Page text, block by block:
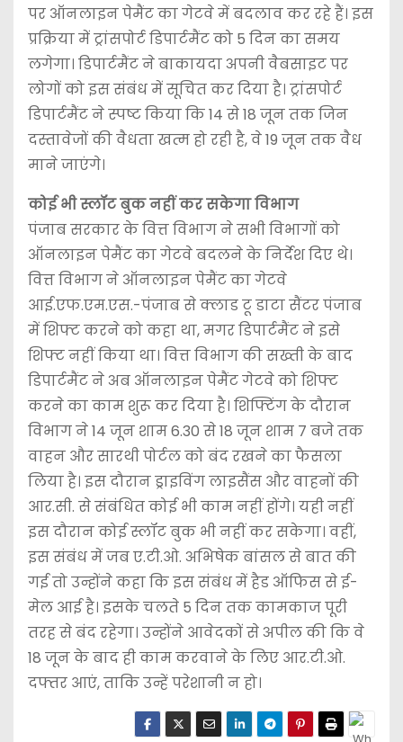
पर ऑनलाइन पेमैंट का गेटवे में बदलाव कर रहे हैं। इस
प्रक्रिया में ट्रांसपोर्ट डिपार्टमैंट को 5 दिन का समय
लगेगा। डिपार्टमैंट ने बाकायदा अपनी वैबसाइट पर
लोगों को इस संबंध में सूचित कर दिया है। ट्रांसपोर्ट
डिपार्टमैंट ने स्पष्ट किया कि 14 से 18 जून तक जिन
दस्तावेजों की वैधता खत्म हो रही है, वे 19 जून तक वैध
माने जाएंगे।
कोई भी स्लॉट बुक नहीं कर सकेगा विभाग
पंजाब सरकार के वित्त विभाग ने सभी विभागों को
ऑनलाइन पेमैंट का गेटवे बदलने के निर्देश दिए थे।
वित्त विभाग ने ऑनलाइन पेमैंट का गेटवे
आई.एफ.एम.एस.-पंजाब से क्लाड टू डाटा सैंटर पंजाब
में शिफ्ट करने को कहा था, मगर डिपार्टमैंट ने इसे
शिफ्ट नहीं किया था। वित्त विभाग की सख्ती के बाद
डिपार्टमैंट ने अब ऑनलाइन पेमैंट गेटवे को शिफ्ट
करने का काम शुरू कर दिया है। शिफ्टिंग के दौरान
विभाग ने 14 जून शाम 6.30 से 18 जून शाम 7 बजे तक
वाहन और सारथी पोर्टल को बंद रखने का फैसला
लिया है। इस दौरान ड्राइविंग लाइसैंस और वाहनों की
आर.सी. से संबंधित कोई भी काम नहीं होंगे। यही नहीं
इस दौरान कोई स्लॉट बुक भी नहीं कर सकेगा। वहीं,
इस संबंध में जब ए.टी.ओ. अभिषेक बांसल से बात की
गई तो उन्होंने कहा कि इस संबंध में हैड ऑफिस से ई-
मेल आई है। इसके चलते 5 दिन तक कामकाज पूरी
तरह से बंद रहेगा। उन्होंने आवेदकों से अपील की कि वे
18 जून के बाद ही काम करवाने के लिए आर.टी.ओ.
दफ्तर आएं, ताकि उन्हें परेशानी न हो।